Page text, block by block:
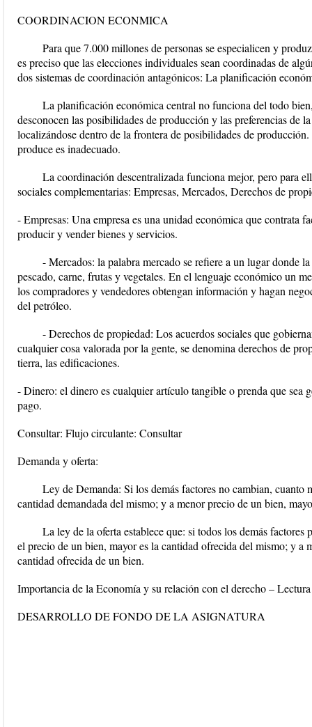
COORDINACION ECONMICA
Para que 7.000 millones de personas se especialicen y
es preciso que las elecciones individuales sean coordinadas de
dos sistemas de coordinación antagónicos: La planificación
La planificación económica central no funciona del todo
desconocen las posibilidades de producción y las preferencias de
localizándose dentro de la frontera de posibilidades de
produce es inadecuado.
La coordinación descentralizada funciona mejor, pero para
sociales complementarias: Empresas, Mercados, Derechos de
- Empresas: Una empresa es una unidad económica que contrata
producir y vender bienes y servicios.
- Mercados: la palabra mercado se refiere a un lugar donde
pescado, carne, frutas y vegetales. En el lenguaje económico un
los compradores y vendedores obtengan información y hagan
del petróleo.
- Derechos de propiedad: Los acuerdos sociales que
cualquier cosa valorada por la gente, se denomina derechos de
tierra, las edificaciones.
- Dinero: el dinero es cualquier artículo tangible o prenda que sea
pago.
Consultar: Flujo circulante: Consultar
Demanda y oferta:
Ley de Demanda: Si los demás factores no cambian, cuanto
cantidad demandada del mismo; y a menor precio de un bien,
La ley de la oferta establece que: si todos los demás factores
el precio de un bien, mayor es la cantidad ofrecida del mismo; y a
cantidad ofrecida de un bien.
Importancia de la Economía y su relación con el derecho –
DESARROLLO DE FONDO DE LA ASIGNATURA